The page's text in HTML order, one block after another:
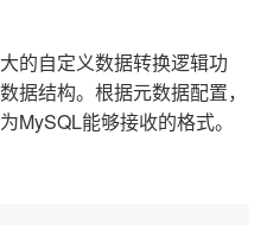
的自定义数据转换逻辑功
据结构。根据元数据配置，
MySQL能够接收的格式。